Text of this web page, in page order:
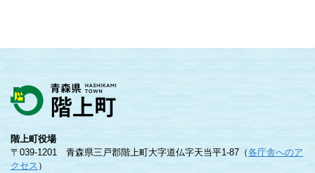
階上町役場
〒039-1201 青森県三戸郡階上町大字道仏字天当平1-87（各庁舎へのア
クセス ）